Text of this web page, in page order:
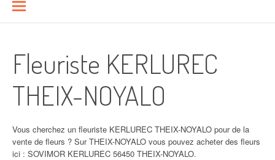
Fleuriste KERLUREC
THEIX-NOYALO
Vous cherchez un fleuriste KERLUREC THEIX-NOYALO pour de la
vente de fleurs ? Sur THEIX-NOYALO vous pouvez acheter des fleurs
ici : SOVIMOR KERLUREC 56450 THEIX-NOYALO.